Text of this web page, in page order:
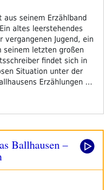
seinem Erzählband
altes leerstehendes
vergangenen Jugend, ein
seinem letzten großen
findet sich in
Situation unter der
Erzählungen …
Ballhausen –